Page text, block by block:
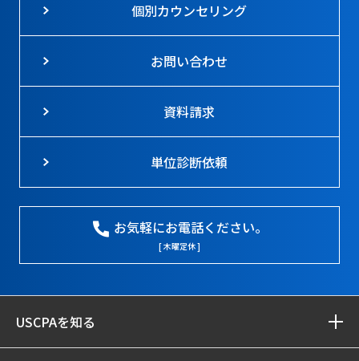
個別カウンセリング
お問い合わせ
資料請求
単位診断依頼
お気軽にお電話ください。
[ 木曜定休 ]
USCPAを知る